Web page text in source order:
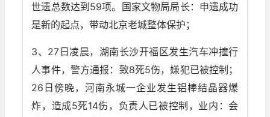
世遗总数达到59项。国家文物局局长：申遗成功
是新的起点，带动北京老城整体保护；
3、27日凌晨，湖南长沙开福区发生汽车冲撞行
人事件，警方通报：致8死5伤，嫌犯已被控制；
26日傍晚，河南永城一企业发生铝棒结晶器爆
炸，造成5死14伤，负责人已被控制，业内：会